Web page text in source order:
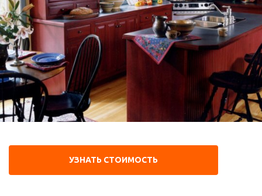
УЗНАТЬ СТОИМОСТЬ